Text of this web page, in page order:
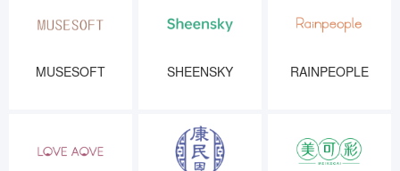
MUSESOFT SHEENSKY RAINPEOPLE